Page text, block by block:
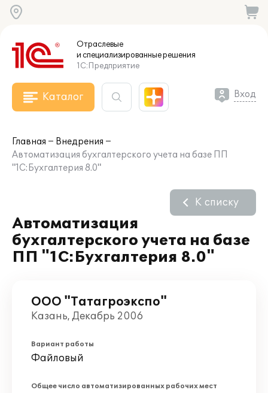
Отраслевые
и специализированныерешения
1С:Предприятие
Каталог Вход
Главная
Внедрения
Автоматизация бухгалтерского учета на базе ПП
"1С:Бухгалтерия 8.0"
Автоматизация
бухгалтерского учета на базе
ПП "1С:Бухгалтерия 8.0"
К списку
ООО "Татагроэкспо"
Казань, Декабрь 2006
Вариант работы
Файловый
Общее число автоматизированных рабочих мест